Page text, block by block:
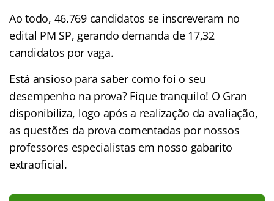
Ao todo, 46.769 candidatos se inscreveram no
edital PM SP, gerando demanda de 17,32
candidatos por vaga.
Está ansioso para saber como foi o seu
desempenho na prova? Fique tranquilo! O Gran
disponibiliza, logo após a realização da avaliação,
as questões da prova comentadas por nossos
professores especialistas em nosso gabarito
extraoficial.